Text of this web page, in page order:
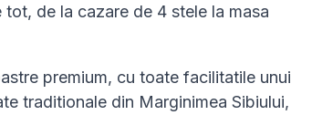
de la cazare de 4 stele la masa
premium, cu toate facilitatile unui
traditionale din Marginimea Sibiului,